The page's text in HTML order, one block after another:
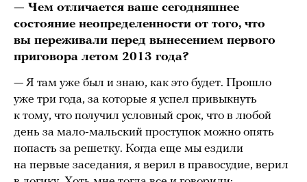
— Чем отличается ваше сегодняшнее
состояние неопределенности от того, что
вы переживали перед вынесением первого
приговора летом 2013 года?
— Я там уже был и знаю, как это будет. Прошло
уже три года, за которые я успел привыкнуть
к тому, что получил условный срок, что в любой
день за мало-мальский проступок можно опять
попасть за решетку. Когда еще мы ездили
на первые заседания, я верил в правосудие, верил